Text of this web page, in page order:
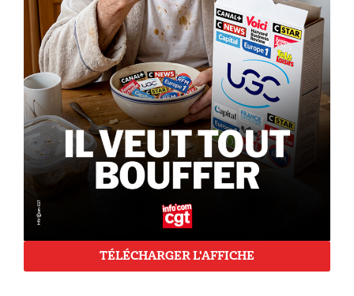
TÉLÉCHARGER L'AFFICHE